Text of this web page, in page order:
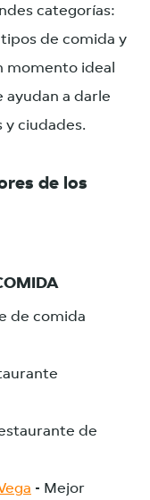
categorías:
de comida y
momento ideal
ayudan a darle
y ciudades.
de los
de comida
de
- Mejor